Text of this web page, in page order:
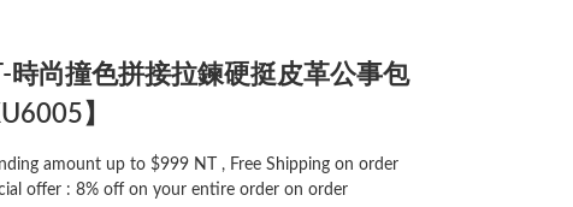
時尚撞色拼接拉鍊硬挺皮革公事包
】
amount up to $999 NT , Free Shipping on order
offer : 8% off on your entire order on order